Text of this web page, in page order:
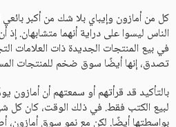
كل من أمازون وإيباي بلا شك من أكبر بائعي
الناس ليسوا على دراية أنهما
في بيع المنتجات الجديدة ذات العلامات
تصدق، إنها أيضًا سوق ضخم للمنتجات
بالتأكيد قد قرأتهم أو سمعتهم أن أمازون
لبيع الكتب فقط. في ذلك الوقت، كان كل
بواسطتها أيضًا. لكن مع نمو سوق أمازون،